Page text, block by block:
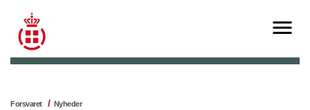
Forsvaret Nyheder